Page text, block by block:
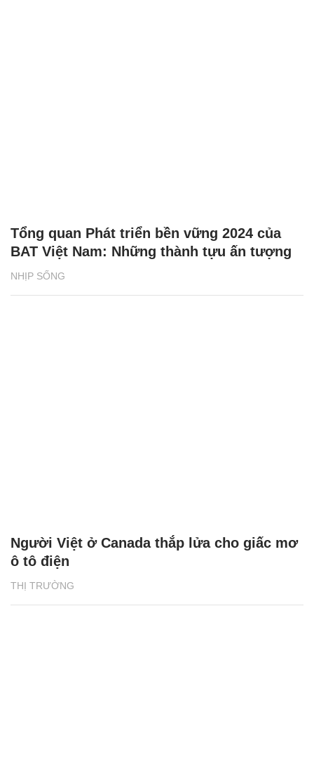
NHỊP SỐNG
Tổng quan Phát triển bền vững 2024 của
BAT Việt Nam: Những thành tựu ấn tượng
THỊ TRƯỜNG
Người Việt ở Canada thắp lửa cho giấc mơ
ô tô điện